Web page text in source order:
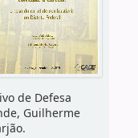
de Defesa
Guilherme